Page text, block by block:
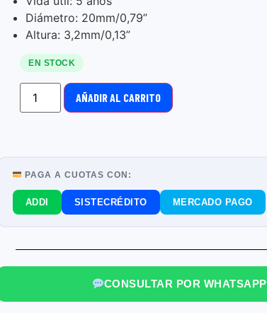
Diámetro: 20mm/0,79”
Altura: 3,2mm/0,13”
EN STOCK
AÑADIR AL CARRITO
PAGA A CUOTAS CON:
ADDI SISTECRÉDITO MERCADO PAGO
CONSULTAR POR WHATSAPP